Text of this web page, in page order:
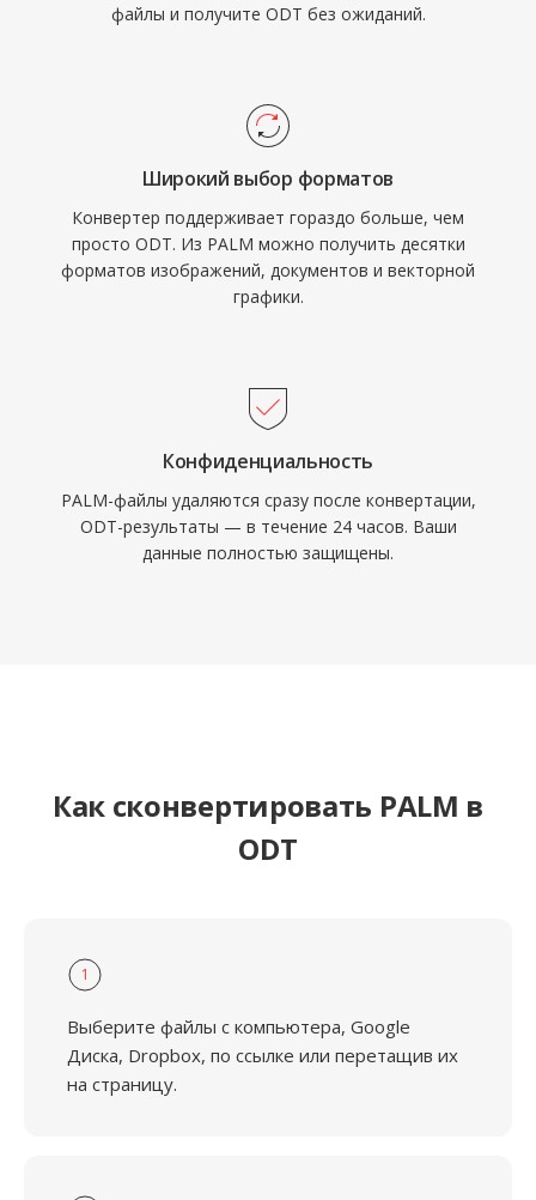
файлы и получите ODT без ожиданий.
Широкий выбор форматов
Конвертер поддерживает гораздо больше, чем
просто ODT. Из PALM можно получить десятки
форматов изображений, документов и векторной
графики.
Конфиденциальность
PALM-файлы удаляются сразу после конвертации,
ODT-результаты — в течение 24 часов. Ваши
данные полностью защищены.
Как сконвертировать PALM в
ODT
1
Выберите файлы с компьютера, Google
Диска, Dropbox, по ссылке или перетащив их
на страницу.